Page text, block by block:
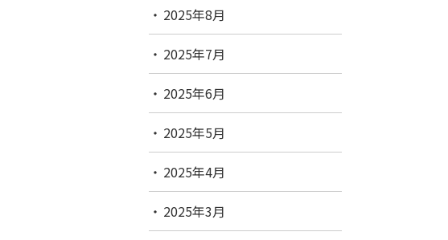
2025年8月
2025年7月
2025年6月
2025年5月
2025年4月
2025年3月